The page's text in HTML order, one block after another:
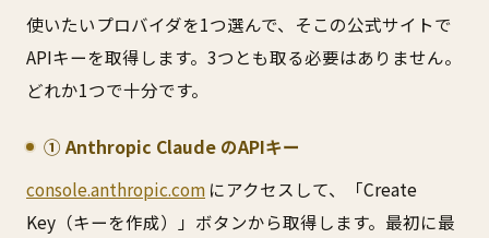
使いたいプロバイダを1つ選んで、そこの公式サイトで
APIキーを取得します。3つとも取る必要はありません。
どれか1つで十分です。
① Anthropic Claude のAPIキー
console.anthropic.com にアクセスして、「Create
Key（キーを作成）」ボタンから取得します。最初に最